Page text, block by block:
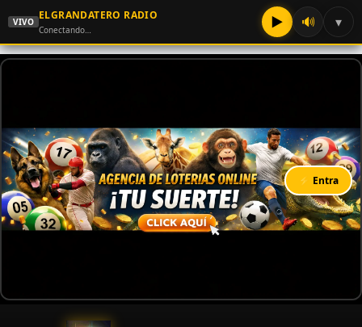
VIVO
ELGRANDATERO RADIO
Conectando… ▶ 🔊 ▾
⚡ Entra